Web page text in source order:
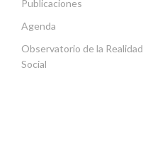
Publicaciones
Agenda
Observatorio de la Realidad
Social